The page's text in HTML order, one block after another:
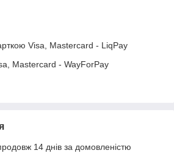
Visa, Mastercard - LiqPay
Mastercard - WayForPay
14 днів за домовленістю